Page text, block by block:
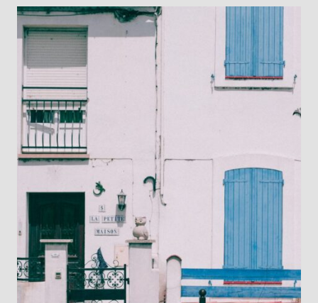
ET
DÉLAI
DE
SIGNATURE